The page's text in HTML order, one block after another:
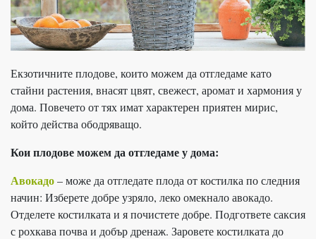
Екзотичните плодове, които можем да отгледаме като
стайни растения, внасят цвят, свежест, аромат и хармония у
дома. Повечето от тях имат характерен приятен мирис,
който действа ободряващо.
Кои плодове можем да отгледаме у дома:
Авокадо– може да отгледате плода от костилка по следния
начин: Изберете добре узряло, леко омекнало авокадо.
Отделете костилката и я почистете добре. Подгответе саксия
с рохкава почва и добър дренаж. Заровете костилката до